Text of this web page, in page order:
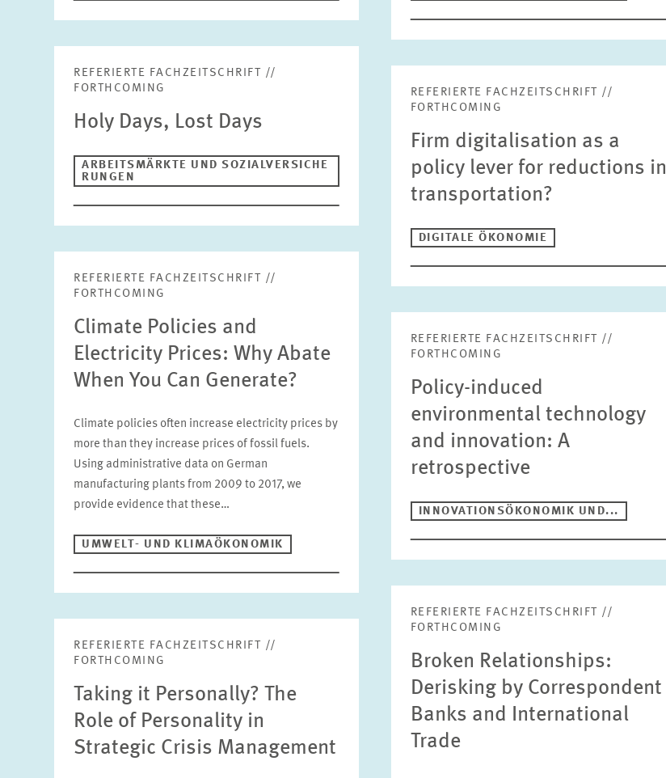
REFERIERTE FACHZEITSCHRIFT //
FORTHCOMING
Holy Days, Lost Days
ARBEITSMÄRKTE UND SOZIALVERSICHE
RUNGEN
REFERIERTE FACHZEITSCHRIFT //
FORTHCOMING
Firm digitalisation as a
policy lever for reductions in
transportation?
DIGITALE ÖKONOMIE
REFERIERTE FACHZEITSCHRIFT //
FORTHCOMING
Climate Policies and
Electricity Prices: Why Abate
When You Can Generate?
Climate policies often increase electricity prices by
more than they increase prices of fossil fuels.
Using administrative data on German
manufacturing plants from 2009 to 2017, we
provide evidence that these…
UMWELT- UND KLIMAÖKONOMIK
REFERIERTE FACHZEITSCHRIFT //
FORTHCOMING
Policy-induced
environmental technology
and innovation: A
retrospective
INNOVATIONSÖKONOMIK UND...
REFERIERTE FACHZEITSCHRIFT //
FORTHCOMING
Taking it Personally? The
Role of Personality in
Strategic Crisis Management
REFERIERTE FACHZEITSCHRIFT //
FORTHCOMING
Broken Relationships:
Derisking by Correspondent
Banks and International
Trade